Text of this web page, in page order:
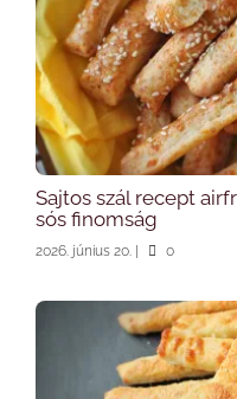
Sajtos szál recept
sós finomság
2026. június 20. 0